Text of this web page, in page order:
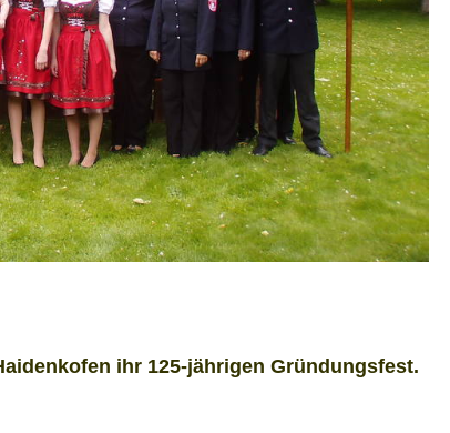
ihr 125-jährigen Gründungsfest.